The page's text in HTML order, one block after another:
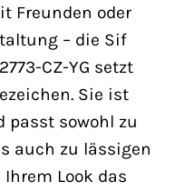
Freunden oder
– die Sif
CZ-YG setzt
Sie ist
sowohl zu
auch zu lässigen
Look das